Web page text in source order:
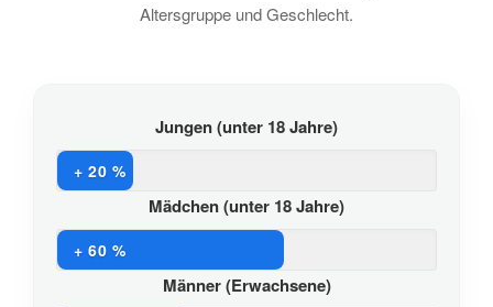
Altersgruppe und Geschlecht.
Jungen (unter 18 Jahre)
+ 20 %
Mädchen (unter 18 Jahre)
+ 60 %
Männer (Erwachsene)